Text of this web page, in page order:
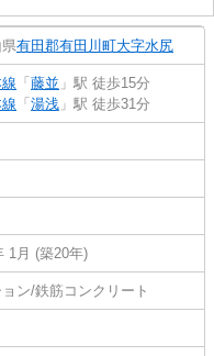
有田郡有田川町大字水尻
「 藤並 」駅 徒歩15分
「 湯浅 」駅 徒歩31分
1月 (築20年)
ン/鉄筋コンクリート